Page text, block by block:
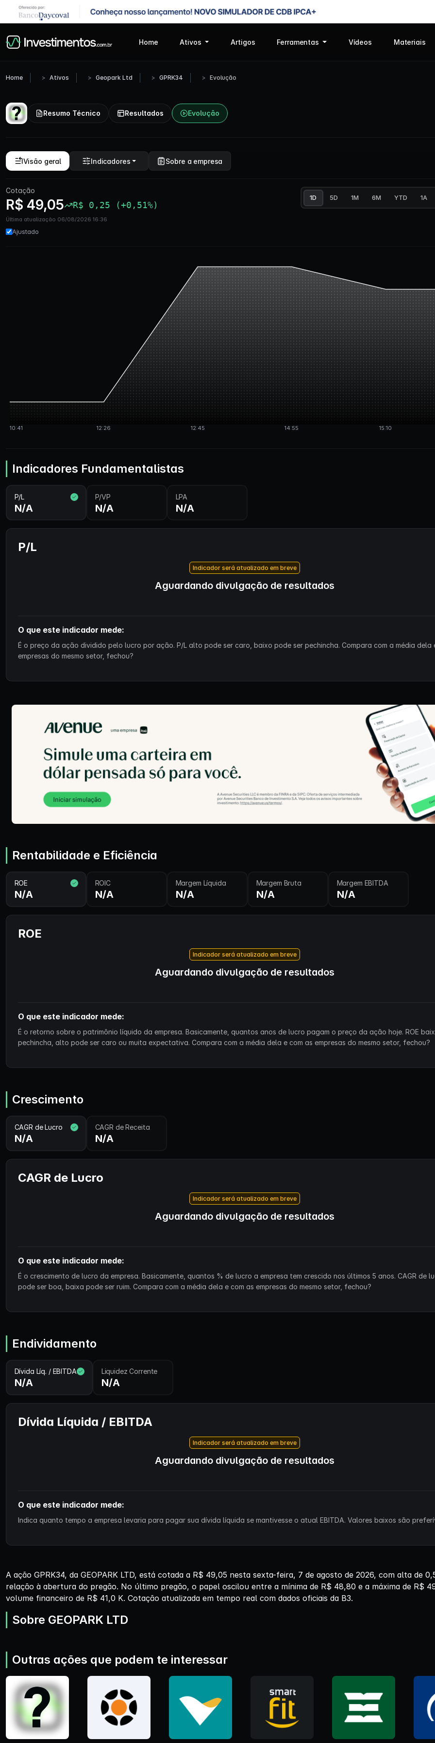
Home Ativos Artigos Ferramentas Vídeos Materiais
Home Ativos Geopark Ltd GPRK34 Evolução
Resumo Técnico Resultados Evolução
Visão geral Indicadores Sobre a empresa
Cotação
R$ 49,05 R$ 0,25 (+0,51%)
Última atualização 06/08/2026 16:36
Ajustado
1D 5D 1M 6M YTD 1A
Indicadores Fundamentalistas
P/L
N/A
P/VP
N/A
LPA
N/A
P/L
Indicador será atualizado em breve
Aguardando divulgação de resultados
O que este indicador mede:
É o preço da ação dividido pelo lucro por ação. P/L alto pode ser caro, baixo pode ser pechincha. Compara com a média dela
empresas do mesmo setor, fechou?
Rentabilidade e Eficiência
ROE
N/A
ROIC
N/A
Margem Líquida
N/A
Margem Bruta
N/A
Margem EBITDA
N/A
ROE
Indicador será atualizado em breve
Aguardando divulgação de resultados
O que este indicador mede:
É o retorno sobre o patrimônio líquido da empresa. Basicamente, quantos anos de lucro pagam o preço da ação hoje. ROE
pechincha, alto pode ser caro ou muita expectativa. Compara com a média dela e com as empresas do mesmo setor, fechou?
Crescimento
CAGR de Lucro
N/A
CAGR de Receita
N/A
CAGR de Lucro
Indicador será atualizado em breve
Aguardando divulgação de resultados
O que este indicador mede:
É o crescimento de lucro da empresa. Basicamente, quantos % de lucro a empresa tem crescido nos últimos 5 anos. CAGR de
pode ser boa, baixa pode ser ruim. Compara com a média dela e com as empresas do mesmo setor, fechou?
Endividamento
Dívida Líq. / EBITDA
N/A
Liquidez Corrente
N/A
Dívida Líquida / EBITDA
Indicador será atualizado em breve
Aguardando divulgação de resultados
O que este indicador mede:
Indica quanto tempo a empresa levaria para pagar sua dívida líquida se mantivesse o atual EBITDA. Valores baixos são
A ação GPRK34, da GEOPARK LTD, está cotada a R$ 49,05 nesta sexta-feira, 7 de agosto de 2026, com alta de
relação à abertura do pregão. No último pregão, o papel oscilou entre a mínima de R$ 48,80 e a máxima de R$
volume financeiro de R$ 41,0 K. Cotação atualizada em tempo real com dados oficiais da B3.
Sobre GEOPARK LTD
Outras ações que podem te interessar